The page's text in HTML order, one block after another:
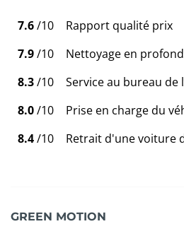
7.6/10
Rapport qualité prix
7.9/10
Nettoyage en
8.3/10
Service au bureau
8.0/10
Prise en charge du
8.4/10 Retrait d'une voiture
GREEN MOTION